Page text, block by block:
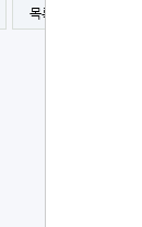
목록